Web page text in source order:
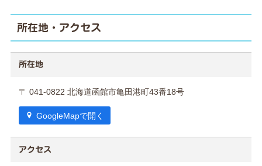
所在地・アクセス
所在地
〒 041-0822 北海道函館市亀田港町43番18号
GoogleMapで開く
アクセス